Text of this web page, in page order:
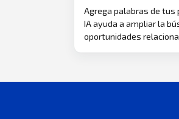
Agrega palabras de tus
IA ayuda a ampliar la
oportunidades